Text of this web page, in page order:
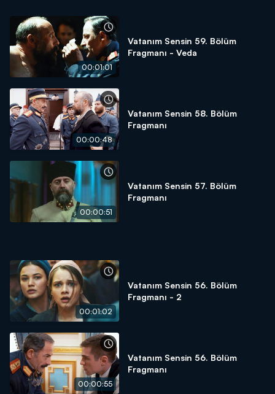
00:01:01
Vatanım Sensin 59. Bölüm
Fragmanı - Veda
00:00:48
Vatanım Sensin 58. Bölüm
Fragmanı
00:00:51
Vatanım Sensin 57. Bölüm
Fragmanı
00:01:02
Vatanım Sensin 56. Bölüm
Fragmanı - 2
00:00:55
Vatanım Sensin 56. Bölüm
Fragmanı